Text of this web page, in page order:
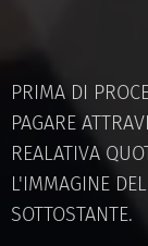
PRIMA DI
PAGARE
REALATIVA
L'IMMAGINE
SOTTOSTANTE.